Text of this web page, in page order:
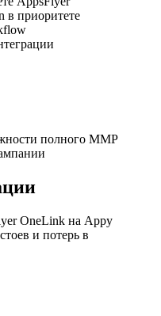
в приоритете
полного MMP
OneLink на Appy
и потерь в